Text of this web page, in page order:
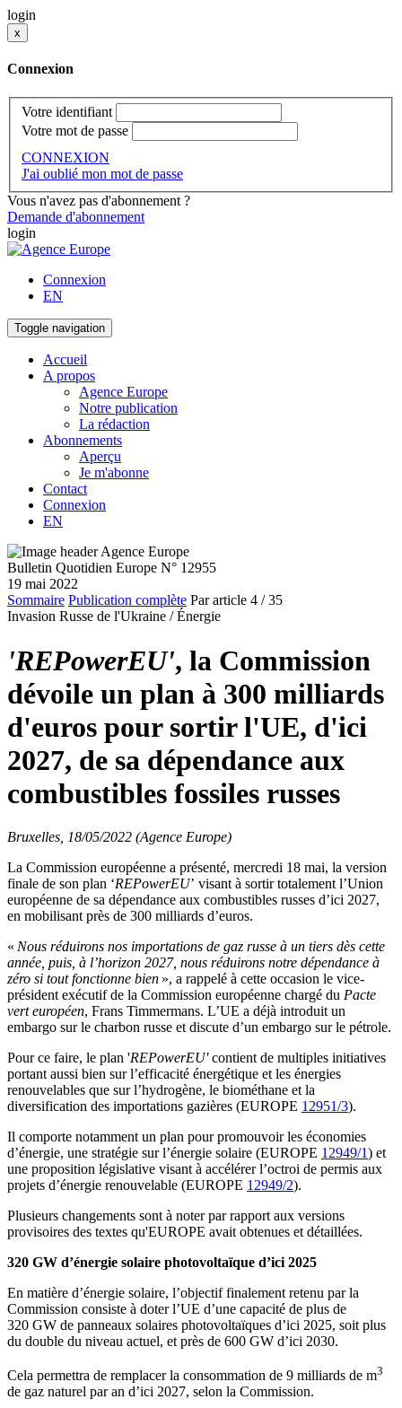
login
x
Connexion
Votre identifiant
Votre mot de passe
CONNEXION
J'ai oublié mon mot de passe
Vous n'avez pas d'abonnement ?
Demande d'abonnement
login
Connexion
EN
Toggle navigation
Accueil
A propos
Agence Europe
Notre publication
La rédaction
Abonnements
Aperçu
Je m'abonne
Contact
Connexion
EN
Bulletin Quotidien Europe N° 12955
19 mai 2022
Sommaire Publication complète Par article 4 / 35
Invasion Russe de l'Ukraine / Énergie
'REPowerEU', la Commission
dévoile un plan à 300 milliards
d'euros pour sortir l'UE, d'ici
2027, de sa dépendance aux
combustibles fossiles russes
Bruxelles, 18/05/2022 (Agence Europe)
La Commission européenne a présenté, mercredi 18 mai, la version
finale de son plan ‘REPowerEU’ visant à sortir totalement l’Union
européenne de sa dépendance aux combustibles russes d’ici 2027,
en mobilisant près de 300 milliards d’euros.
« Nous réduirons nos importations de gaz russe à un tiers dès cette
année, puis, à l’horizon 2027, nous réduirons notre dépendance à
zéro si tout fonctionne bien », a rappelé à cette occasion le vice-
président exécutif de la Commission européenne chargé du Pacte
vert européen, Frans Timmermans. L’UE a déjà introduit un
embargo sur le charbon russe et discute d’un embargo sur le pétrole.
Pour ce faire, le plan 'REPowerEU'contient de multiples initiatives
portant aussi bien sur l’efficacité énergétique et les énergies
renouvelables que sur l’hydrogène, le biométhane et la
diversification des importations gazières (EUROPE 12951/3).
Il comporte notamment un plan pour promouvoir les économies
d’énergie, une stratégie sur l’énergie solaire (EUROPE 12949/1) et
une proposition législative visant à accélérer l’octroi de permis aux
projets d’énergie renouvelable (EUROPE 12949/2).
Plusieurs changements sont à noter par rapport aux versions
provisoires des textes qu'EUROPE avait obtenues et détaillées.
320 GW d’énergie solaire photovoltaïque d’ici 2025
En matière d’énergie solaire, l’objectif finalement retenu par la
Commission consiste à doter l’UE d’une capacité de plus de
320 GW de panneaux solaires photovoltaïques d’ici 2025, soit plus
du double du niveau actuel, et près de 600 GW d’ici 2030.
Cela permettra de remplacer la consommation de 9 milliards de m3
de gaz naturel par an d’ici 2027, selon la Commission.